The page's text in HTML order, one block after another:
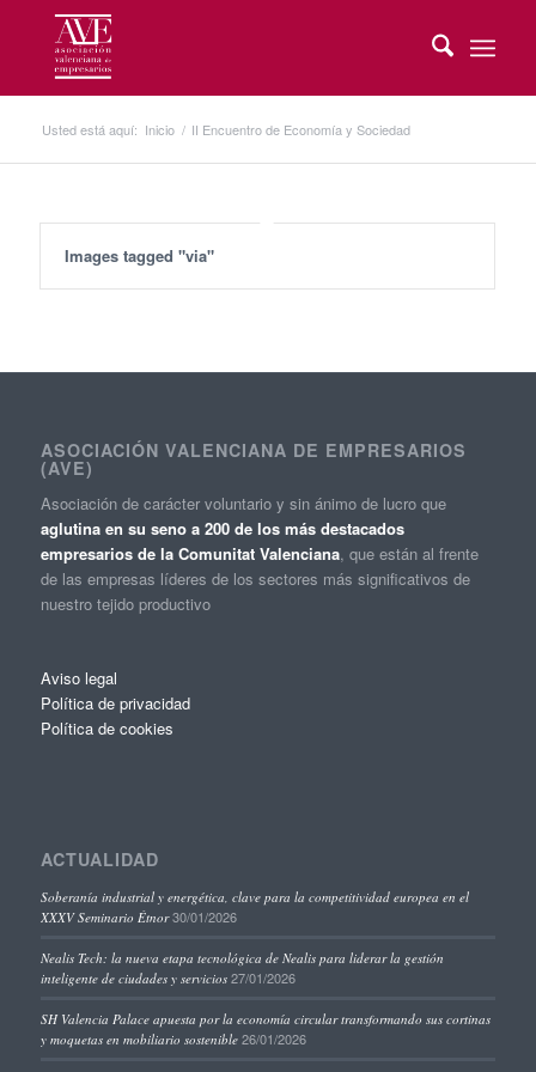
Usted está aquí: Inicio / II Encuentro de Economía y Sociedad
Images tagged "via"
ASOCIACIÓN VALENCIANA DE EMPRESARIOS
(AVE)
Asociación de carácter voluntario y sin ánimo de lucro que
aglutina en su seno a 200 de los más destacados
empresarios de la Comunitat Valenciana, que están al frente
de las empresas líderes de los sectores más significativos de
nuestro tejido productivo
Aviso legal
Política de privacidad
Política de cookies
ACTUALIDAD
Soberanía industrial y energética, clave para la competitividad europea en el
XXXV Seminario Étnor 30/01/2026
Nealis Tech: la nueva etapa tecnológica de Nealis para liderar la gestión
inteligente de ciudades y servicios 27/01/2026
SH Valencia Palace apuesta por la economía circular transformando sus cortinas
y moquetas en mobiliario sostenible 26/01/2026